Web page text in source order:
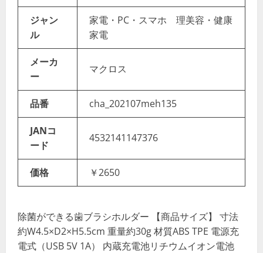
ジャン
ル
家電・PC・スマホ 理美容・健康
家電
メーカ
ー
マクロス
品番 cha_202107meh135
JANコ
ード
4532141147376
価格 ￥2650
除菌ができる歯ブラシホルダー 【商品サイズ】 寸法
約W4.5×D2×H5.5cm 重量約30g 材質ABS TPE 電源充
電式（USB 5V 1A） 内蔵充電池リチウムイオン電池